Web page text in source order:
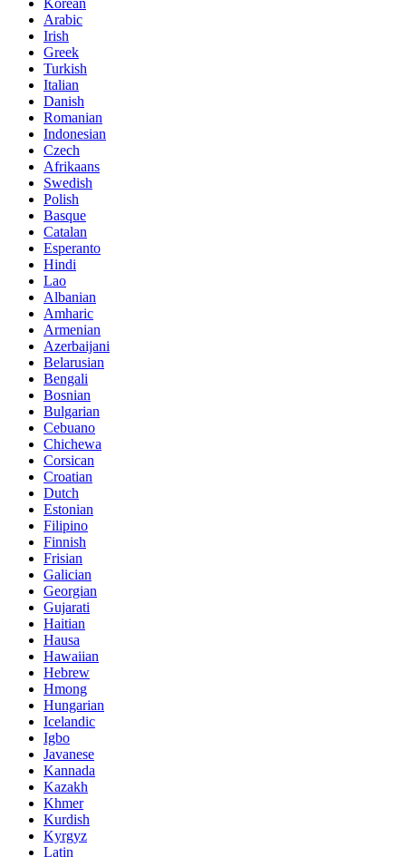
Arabic
Irish
Greek
Turkish
Italian
Danish
Romanian
Indonesian
Czech
Afrikaans
Swedish
Polish
Basque
Catalan
Esperanto
Hindi
Lao
Albanian
Amharic
Armenian
Azerbaijani
Belarusian
Bengali
Bosnian
Bulgarian
Cebuano
Chichewa
Corsican
Croatian
Dutch
Estonian
Filipino
Finnish
Frisian
Galician
Georgian
Gujarati
Haitian
Hausa
Hawaiian
Hebrew
Hmong
Hungarian
Icelandic
Igbo
Javanese
Kannada
Kazakh
Khmer
Kurdish
Kyrgyz
Latin